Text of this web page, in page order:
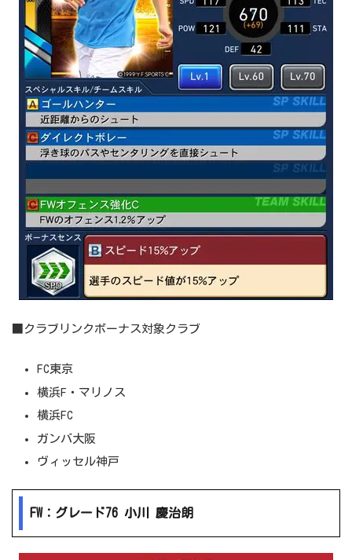
■クラブリンクボーナス対象クラブ
FC東京
横浜F・マリノス
横浜FC
ガンバ大阪
ヴィッセル神戸
FW：グレード76 小川 慶治朗